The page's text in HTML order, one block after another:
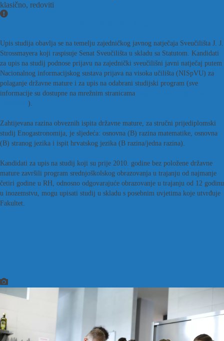
klasično, redoviti
Upis studija obavlja se na temelju zajedničkog javnog natječaja Sveučilišta J. J.
Strossmayera koji raspisuje Senat Sveučilišta u skladu sa Statutom. Kandidati
za upis na studij podnose prijavu na zajednički sveučilišni javni natječaj putem
Nacionalnog informacijskog sustava prijava na visoka učilišta (NISpVU) za
polaganje državne mature i za upis na odabrani studijski program (sve
informacije su dostupne na mrežnim stranicama
).
Zahtijevana razina obveznih ispita državne mature, za stručni prijediplomski
studij Enogastronomija, je sljedeća: osnovna (B) razina matematike, osnovna
(B) stranog jezika i ispit hrvatskog jezika (B razina/jedna razina).
Kandidati za upis na studij koji su prije 2010. godine bez položene državne
mature završili program srednjoškolskog obrazovanja u trajanju od najmanje
četiri godine u RH, odnosno odgovarajuće obrazovanje u trajanju od 12 godinu
u inozemstvu, mogu upisati studij u skladu s posebnim uvjetima koje utvrđuje
Fakultet.